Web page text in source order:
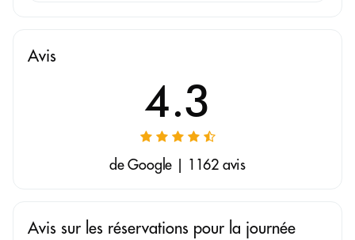
Avis
4.3
de Google | 1162 avis
Avis sur les réservations pour la journée